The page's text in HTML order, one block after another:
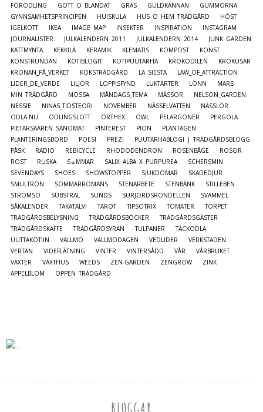
FÖRODLING
GOTT O BLANDAT GRÄS GULDKANNAN
GUMMORNA
GYNNSAMHETSPRINCIPEN
HUISKULA HUS O HEM TRÄDGÅRD
HÖST
IGELKOTT
IKEA IMAGE MAP INSEKTER INSPIRATION
INSTAGRAM
JOURNALISTER
JULKALENDERN 2011 JULKALENDERN 2014
JUNK GARDEN
KATTMYNTA
KEKKILÄ KERAMIK KLEMATIS KOMPOST
KONST
KONSTRUNDAN
KOTIBLOGIT KOTIPUUTARHA KROKODILEN
KROKUSAR
KRONAN_PÅ_VERKET
KÖKSTRÄDGÅRD LA SIESTA
LAW_OF_ATTRACTION
LIDER_DE_VERDE
LILJOR LOPPISFYND LUKTÄRTER LÖNN
MARS
MIN TRÄDGÅRD
MOSSA MÅNDAGS_TEMA MÄSSOR
NELSON_GARDEN
NESSIE
NINAS_TIDSTEORI NOVEMBER NÄSSELVATTEN
NÄSSLOR
ODLA.NU
ODLINGSLOTT ORTHEX OWL PELARGONER
PERGOLA
PIETARSAAREN SANOMAT
PINTEREST PION
PLANTAGEN
PLANTERINGSBORD
POESI PREZI
PUUTARHABLOGI | TRÄDGÅRDSBLOGG
PÅSK
RADIO REBICYCLE RHODODENDRON ROSENBÅGE
ROSOR
ROST
RUSKA S☼MMAR SALIX ALBA X PURPUREA
SCHERSMIN
SEVENDAYS
SHOES SHOWSTOPPER SJUKDOMAR
SKADEDJUR
SMULTRON
SOMMARROMANS STENARBETE STENBÄNK
STILLEBEN
STRÖMSÖ
SUBSTRAL SUNDS SURJORDSRONDELLEN
SVAMMEL
SÅKALENDER
TAKATALVI TAROT TIPSOTRIX TOMATER
TORPET
TRÄDGÅRDSBELYSNING
TRÄDGÅRDSBÖCKER
TRÄDGÅRDSGÄSTER
TRÄDGÅRDSKAFFE
TRÄDGÅRDSYRAN TULPANER
TÄCKODLA
UUTTAKOTIIN
VALLMO VALLMODAGEN VEDLIDER
VERKSTADEN
VERTAN
VIDEFLÄTNING VINTER VINTERSÅDD VÅR
VÅRBRUKET
VÄXTER
VÄXTHUS WEEDS ZEN-GARDEN ZENGROW
ZINK
ÄPPELBLOM
ÖPPEN TRÄDGÅRD
BLOGGAR